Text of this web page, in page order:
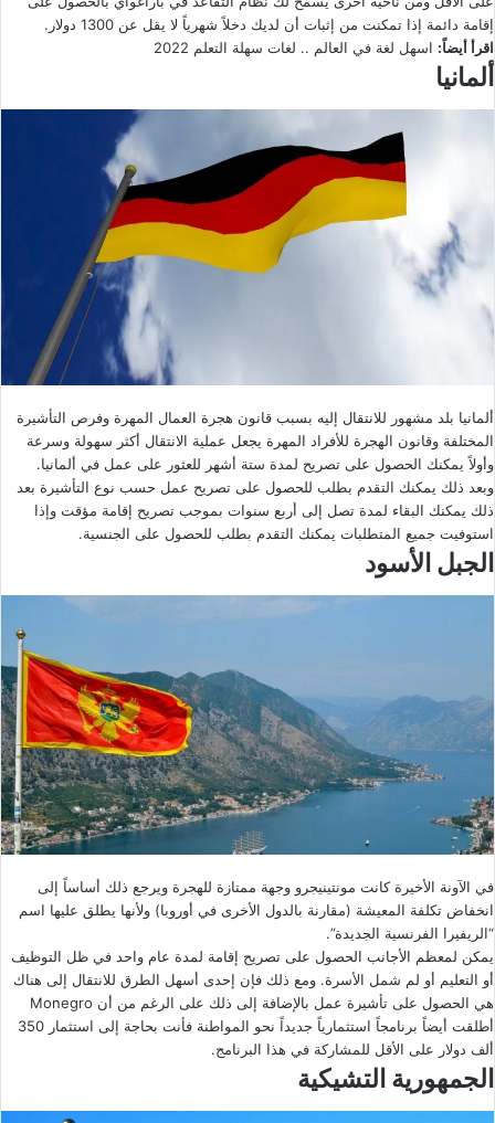
إقامة دائمة إذا تمكنت من إثبات أن لديك دخلاً شهرياً لا يقل عن 1300 دولار.
اقرأ أيضاً: اسهل لغة في العالم .. لغات سهلة التعلم 2022
ألمانيا
ألمانيا بلد مشهور للانتقال إليه بسبب قانون هجرة العمال المهرة وفرص التأشيرة
المختلفة وقانون الهجرة للأفراد المهرة يجعل عملية الانتقال أكثر سهولة وسرعة
وأولاً يمكنك الحصول على تصريح لمدة ستة أشهر للعثور على عمل في ألمانيا.
وبعد ذلك يمكنك التقدم بطلب للحصول على تصريح عمل حسب نوع التأشيرة بعد
ذلك يمكنك البقاء لمدة تصل إلى أربع سنوات بموجب تصريح إقامة مؤقت وإذا
استوفيت جميع المتطلبات يمكنك التقدم بطلب للحصول على الجنسية.
الجبل الأسود
في الآونة الأخيرة كانت مونتينيجرو وجهة ممتازة للهجرة ويرجع ذلك أساساً إلى
انخفاض تكلفة المعيشة (مقارنة بالدول الأخرى في أوروبا) ولأنها يطلق عليها اسم
“الريفيرا الفرنسية الجديدة”.
يمكن لمعظم الأجانب الحصول على تصريح إقامة لمدة عام واحد في ظل التوظيف
أو التعليم أو لم شمل الأسرة. ومع ذلك فإن إحدى أسهل الطرق للانتقال إلى هناك
هي الحصول على تأشيرة عمل بالإضافة إلى ذلك على الرغم من أن Monegro
أطلقت أيضاً برنامجاً استثمارياً جديداً نحو المواطنة فأنت بحاجة إلى استثمار 350
ألف دولار على الأقل للمشاركة في هذا البرنامج.
الجمهورية التشيكية